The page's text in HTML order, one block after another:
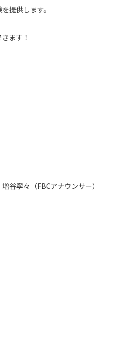
提供します。
ます！
谷寧々（FBCアナウンサー）